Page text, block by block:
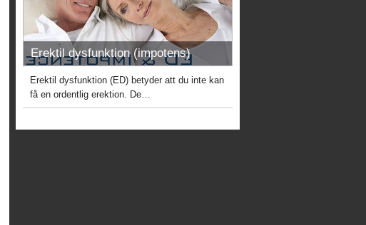
Erektil dysfunktion (impotens)
Erektil dysfunktion (ED) betyder att du inte kan
få en ordentlig erektion. De…